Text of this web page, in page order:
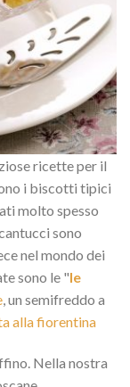
ricette per il
i biscotti tipici
molto spesso
sono
nel mondo dei
sono le "le
, un semifreddo a
alla fiorentina
Nella nostra